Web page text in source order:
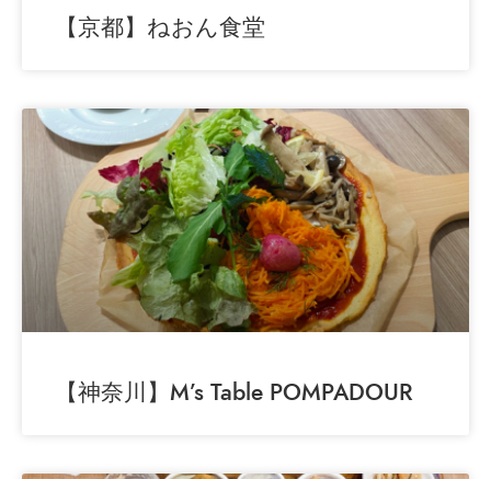
【京都】ねおん食堂
【神奈川】M’s Table POMPADOUR